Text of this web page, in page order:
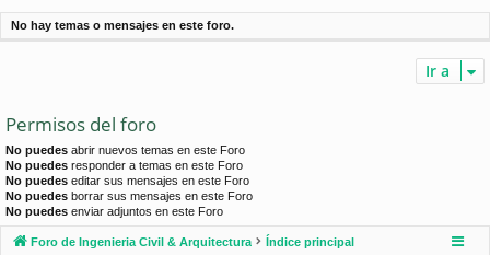
d
e
r
No hay temas o mensajes en este foro.
Ir a
Permisos del foro
No puedes abrir nuevos temas en este Foro
No puedes responder a temas en este Foro
No puedes editar sus mensajes en este Foro
No puedes borrar sus mensajes en este Foro
No puedes enviar adjuntos en este Foro
Foro de Ingenieria Civil & Arquitectura Índice principal